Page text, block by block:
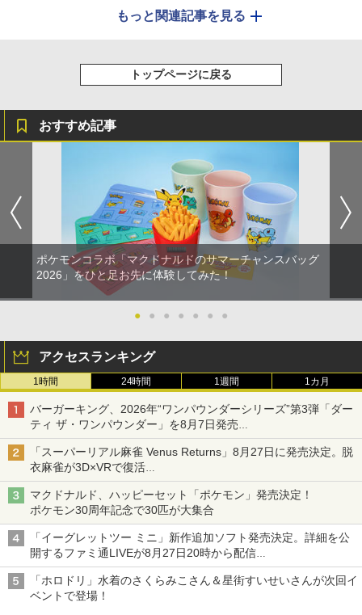
もっと関連記事を見る
トップページに戻る
おすすめ記事
ポケモンコラボ「マクドナルドのサマーチャンスバッグ
2026」をひと足お先に体験してみた！
● ● ● ● ● ● ●
アクセスランキング
1時間 24時間 1週間 1カ月
バーガーキング、2026年“ワンパウンダーシリーズ”第3弾「ダー
ティ ザ・ワンパウンダー」を8月7日発売
「特製ガーリックマヨソース」を使用した超大型チーズバーガー
「スーパーリアル麻雀 Venus Returns」8月27日に発売決定。脱
衣麻雀が3D×VRで復活
発売から2週間は20%オフになるセールが実施
マクドナルド、ハッピーセット「ポケモン」発売決定！
ポケモン30周年記念で30匹が大集合
「イーグレットツー ミニ」新作追加ソフト発売決定。詳細を公
開するファミ通LIVEが8月27日20時から配信
シリーズ累計100タイトルへ
「ホロドリ」水着のさくらみこさん＆星街すいせいさんが次回イ
ベントで登場！